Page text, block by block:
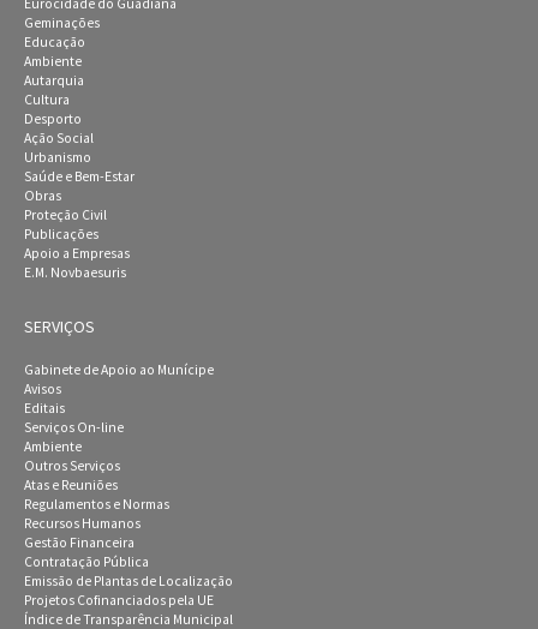
Eurocidade do Guadiana
Geminações
Educação
Ambiente
Autarquia
Cultura
Desporto
Ação Social
Urbanismo
Saúde e Bem-Estar
Obras
Proteção Civil
Publicações
Apoio a Empresas
E.M. Novbaesuris
SERVIÇOS
Gabinete de Apoio ao Munícipe
Avisos
Editais
Serviços On-line
Ambiente
Outros Serviços
Atas e Reuniões
Regulamentos e Normas
Recursos Humanos
Gestão Financeira
Contratação Pública
Emissão de Plantas de Localização
Projetos Cofinanciados pela UE
Índice de Transparência Municipal